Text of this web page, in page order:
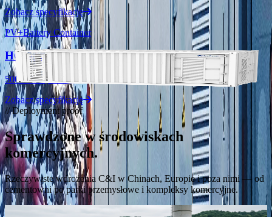
Zobacz specyfikację
PV+Battery Container
HC1205P
500kW / 1,205kWh
Zobacz specyfikację
// Deployment proof
Sprawdzone w środowiskach
komercyjnych.
Rzeczywiste wdrożenia C&I w Chinach, Europie i poza nimi — od
cementowni po parki przemysłowe i kompleksy komercyjne.
Redukcja mocy szczytowej C&I